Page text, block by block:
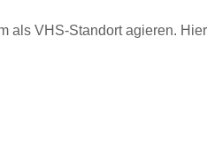
als VHS-Standort agieren.